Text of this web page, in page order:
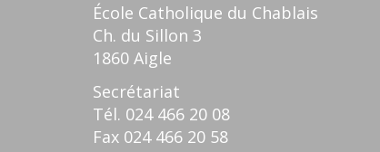
École Catholique du Chablais
Ch. du Sillon 3
1860 Aigle
Secrétariat
Tél. 024 466 20 08
Fax 024 466 20 58